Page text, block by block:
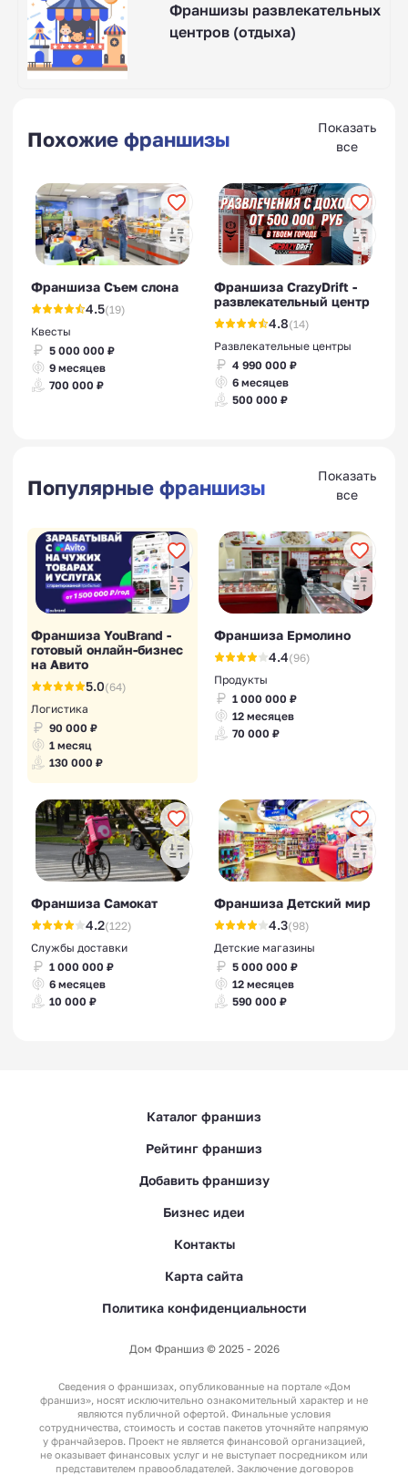
Франшизы развлекательных
центров (отдыха)
Похожие франшизы
Показать
все
Франшиза Съем слона
4.5(19)
Квесты
5 000 000 ₽
9 месяцев
700 000 ₽
Франшиза CrazyDrift -
развлекательный центр
4.8(14)
Развлекательные центры
4 990 000 ₽
6 месяцев
500 000 ₽
Популярные франшизы
Показать
все
Франшиза YouBrand -
готовый онлайн-бизнес
на Авито
5.0(64)
Логистика
90 000 ₽
1 месяц
130 000 ₽
Франшиза Ермолино
4.4(96)
Продукты
1 000 000 ₽
12 месяцев
70 000 ₽
Франшиза Самокат
4.2(122)
Службы доставки
1 000 000 ₽
6 месяцев
10 000 ₽
Франшиза Детский мир
4.3(98)
Детские магазины
5 000 000 ₽
12 месяцев
590 000 ₽
Каталог франшиз
Рейтинг франшиз
Добавить франшизу
Бизнес идеи
Контакты
Карта сайта
Политика конфиденциальности
Дом Франшиз © 2025 - 2026